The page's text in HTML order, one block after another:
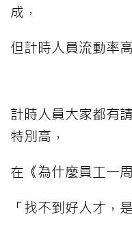
成，
但計時人員流動率
計時人員大家都有
特別高，
在《為什麼員工一
「找不到好人才，